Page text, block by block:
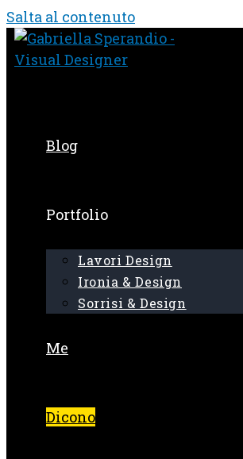
Salta al contenuto
Blog
Portfolio
Lavori Design
Ironia & Design
Sorrisi & Design
Me
Dicono